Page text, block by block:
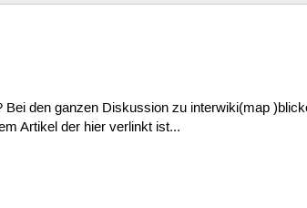
den ganzen Diskussion zu interwiki(map
Artikel der hier verlinkt ist...